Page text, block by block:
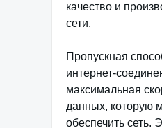
качество и
сети.
Пропускная
интернет-
максимальная
данных, которую
обеспечить сеть.